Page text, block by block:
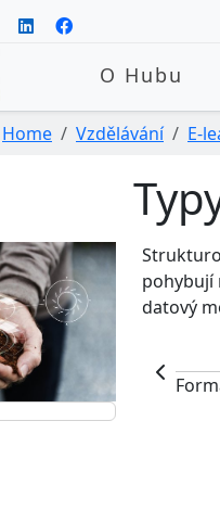
O Hubu
Home Vzdělávání E-
pohybují
datový